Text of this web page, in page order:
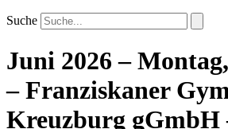
Suche
Juni 2026 –
– Franziskaner
Kreuzburg